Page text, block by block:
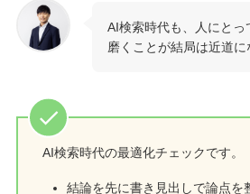
AI検索時代も、人にとっ
磨くことが結局は近道に
AI検索時代の最適化チェックです。
結論を先に書き見出しで論点を